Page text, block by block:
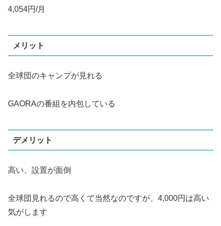
4,054円/月
メリット
全球団のキャンプが見れる
GAORAの番組を内包している
デメリット
高い、設置が面倒
全球団見れるので高くて当然なのですが、4,000円は高い
気がします